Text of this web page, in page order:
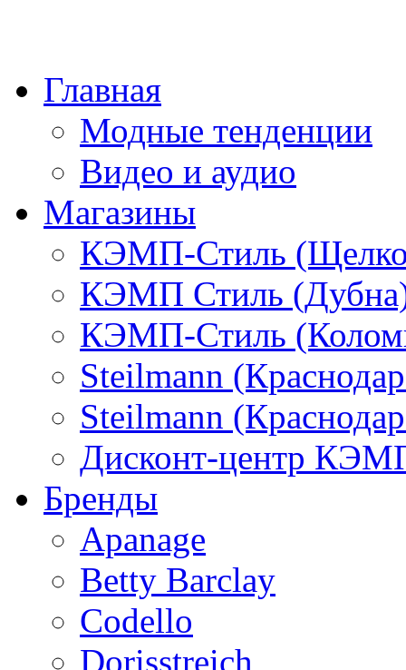
Главная
Модные тенденции
Видео и аудио
Магазины
КЭМП-Стиль
КЭМП Стиль
КЭМП-Стиль
Steilmann
Steilmann
Дисконт-центр
Бренды
Apanage
Betty Barclay
Codello
Dorisstreich